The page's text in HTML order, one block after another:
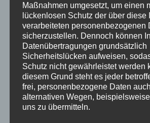
NEWS ABONNIEREN?
Your email:
Maßnahmen umgesetzt, um einen
lückenlosen Schutz der über diese
verarbeiteten personenbezogenen
sicherzustellen. Dennoch können
Datenübertragungen grundsätzlich
Sicherheitslücken aufweisen,
Schutz nicht gewährleistet werden
diesem Grund steht es jeder
frei, personenbezogene Daten
alternativen Wegen,
uns zu übermitteln.